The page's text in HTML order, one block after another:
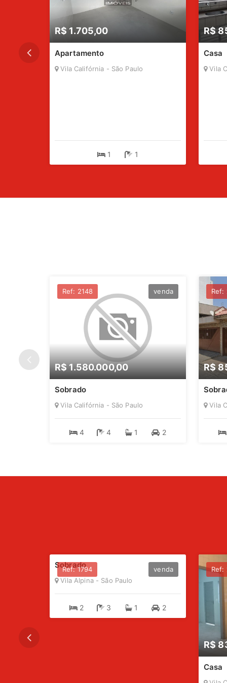
R$ 1.705,00
Apartamento
Vila Califórnia - São Paulo
1 1
R$
Casa
Vila
R$ 1.580.000,00
Ref: 2148 venda
Sobrado
Vila Califórnia - São Paulo
4 4 1 2
R$
Ref:
Vila
Ref: 1794 venda
Sobrado
Vila Alpina - São Paulo
2 3 1 2
R$
Ref:
Casa